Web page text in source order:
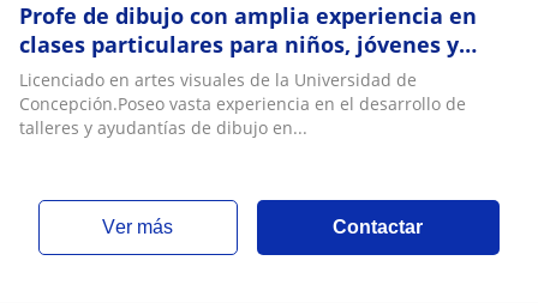
Profe de dibujo con amplia experiencia en
clases particulares para niños, jóvenes y
adultos
Licenciado en artes visuales de la Universidad de
Concepción.Poseo vasta experiencia en el desarrollo de
talleres y ayudantías de dibujo en...
ver más Contactar